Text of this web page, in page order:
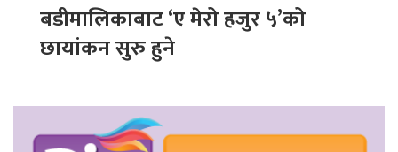
बडीमालिकाबाट ‘ए मेरो हजुर ५’को
छायांकन सुरु हुने